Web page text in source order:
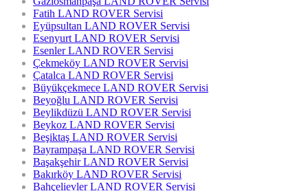
Fatih LAND ROVER Servisi
Eyüpsultan LAND ROVER Servisi
Esenyurt LAND ROVER Servisi
Esenler LAND ROVER Servisi
Çekmeköy LAND ROVER Servisi
Çatalca LAND ROVER Servisi
Büyükçekmece LAND ROVER Servisi
Beyoğlu LAND ROVER Servisi
Beylikdüzü LAND ROVER Servisi
Beykoz LAND ROVER Servisi
Beşiktaş LAND ROVER Servisi
Bayrampaşa LAND ROVER Servisi
Başakşehir LAND ROVER Servisi
Bakırköy LAND ROVER Servisi
Bahçelievler LAND ROVER Servisi